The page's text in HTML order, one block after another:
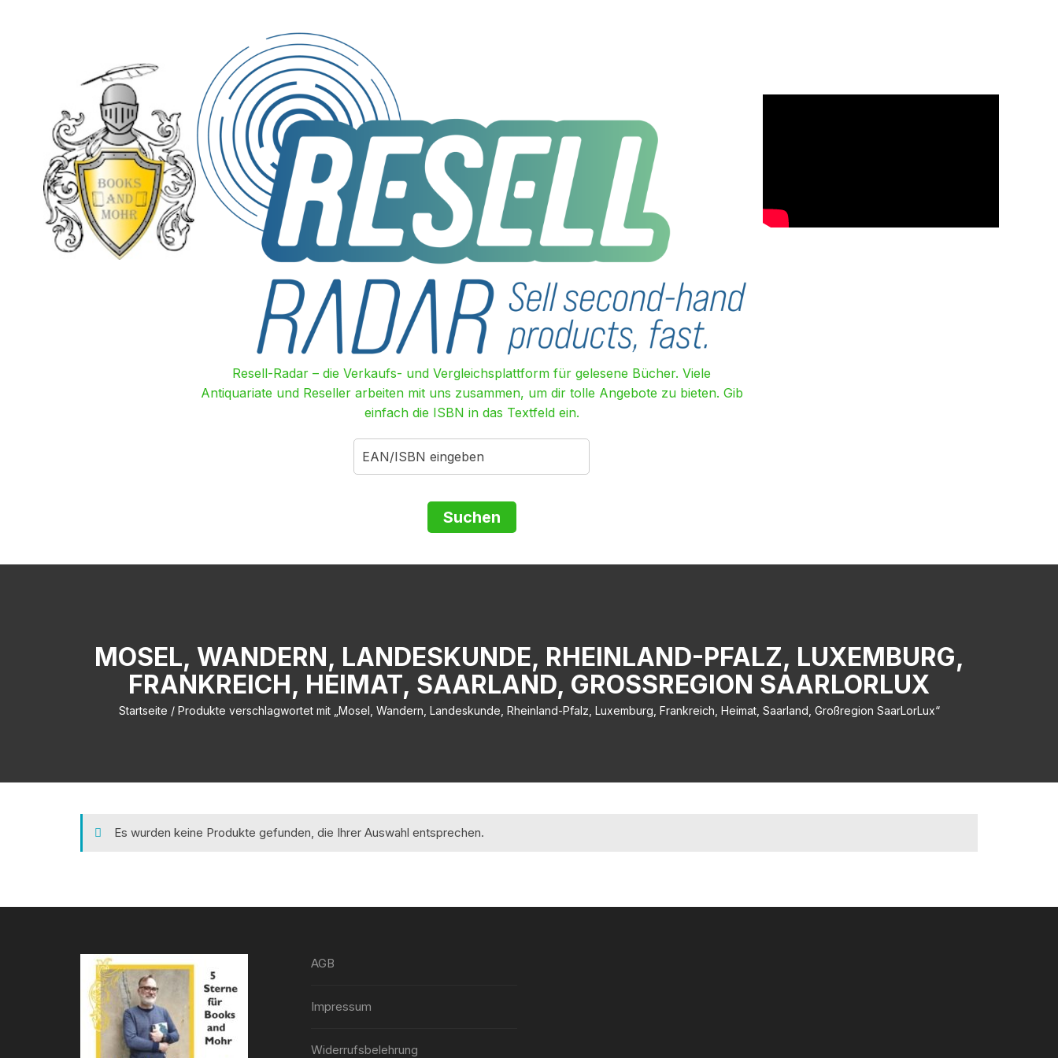
Resell-Radar – die Verkaufs- und Vergleichsplattform für gelesene Bücher. Viele
Antiquariate und Reseller arbeiten mit uns zusammen, um dir tolle Angebote zu bieten. Gib
einfach die ISBN in das Textfeld ein.
MOSEL, WANDERN, LANDESKUNDE, RHEINLAND-PFALZ, LUXEMBURG,
FRANKREICH, HEIMAT, SAARLAND, GROSSREGION SAARLORLUX
Startseite / Produkte verschlagwortet mit „Mosel, Wandern, Landeskunde, Rheinland-Pfalz, Luxemburg, Frankreich, Heimat, Saarland, Großregion SaarLorLux“
Es wurden keine Produkte gefunden, die Ihrer Auswahl entsprechen.
AGB
Impressum
Widerrufsbelehrung